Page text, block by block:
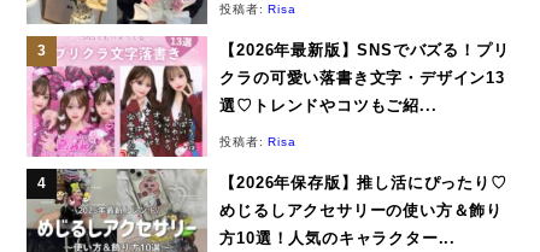
投稿者:Risa
【2026年最新版】SNSでバズる！プリ
クラの可愛い落書き文字・デザイン13
選♡トレンドやコツもご紹...
投稿者:Risa
【2026年保存版】推し活にぴったり♡
めじるしアクセサリーの使い方＆飾り
方10選！人気のキャラクター...